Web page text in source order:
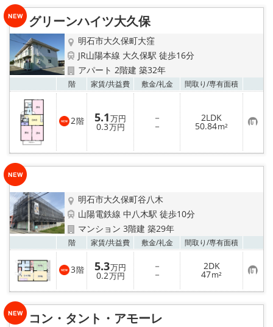
り
グリーンハイツ大久保
明石市大久保町大窪
JR山陽本線 大久保駅 徒歩16分
アパート 2階建 築32年
階 家賃/共益費 敷金/礼金 間取り/専有面積
2階 5.1万円
0.3万円
－
－
2LDK
50.84m² お
気
に
入
登
明石市大久保町谷八木
山陽電鉄線 中八木駅 徒歩10分
マンション 3階建 築29年
階 家賃/共益費 敷金/礼金 間取り/専有面積
3階 5.3万円
0.2万円
－
－
2DK
47m² お
気
に
り
コン・タント・アモーレ